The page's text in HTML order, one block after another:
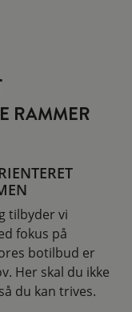
RAMMER
tilbyder vi
fokus på
botilbud er
Her skal du ikke
du kan trives.